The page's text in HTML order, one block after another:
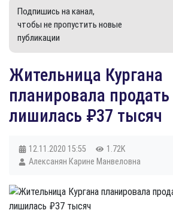
Подпишись на канал,
чтобы не пропустить новые
публикации
Жительница Кургана
планировала
лишилась ₽37 тысяч
12.11.2020 15:55
1.72K
Алексанян Карине Манвеловна